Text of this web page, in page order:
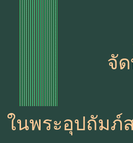
จั
ในพระอุปถัมภ์